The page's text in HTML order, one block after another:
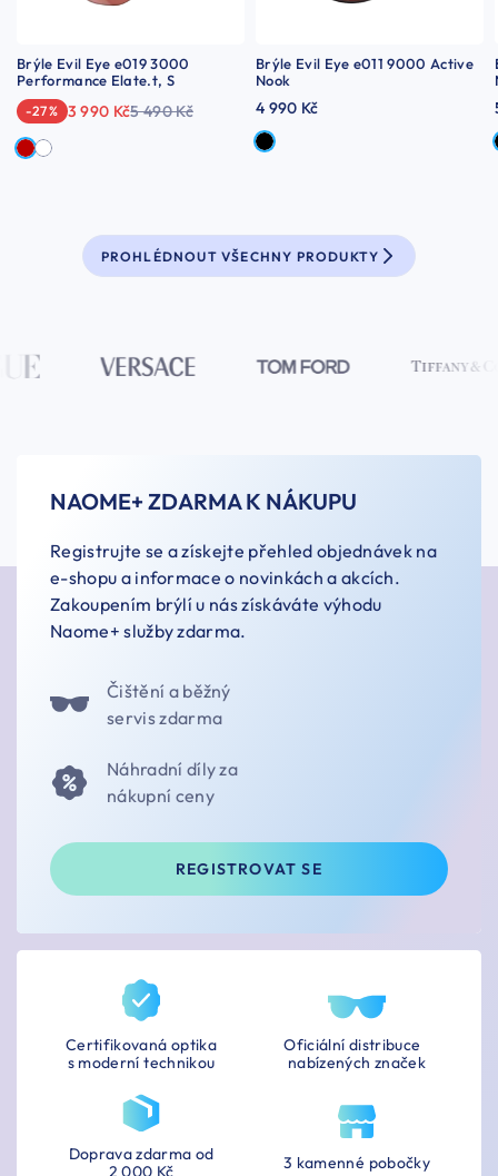
Brýle Evil Eye e019 3000
Performance Elate.t, S
-27 % 3 990 Kč5 490 Kč
Brýle Evil Eye e011 9000 Active
Nook
4 990 Kč
PROHLÉDNOUT VŠECHNY PRODUKTY
NAOME+ ZDARMA K NÁKUPU
Registrujte se a získejte přehled objednávek na
e-shopu a informace o novinkách a akcích.
Zakoupením brýlí u nás získáváte výhodu
Naome+ služby zdarma.
Čištění a běžný
servis zdarma
Náhradní díly za
nákupní ceny
REGISTROVAT SE
Certifikovaná optika
s moderní technikou
Oficiální distribuce
nabízených značek
3 kamenné pobočky
Doprava zdarma od
2 000 Kč